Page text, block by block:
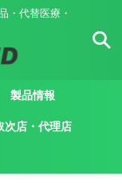
・代替医療・
製品情報
次店・代理店